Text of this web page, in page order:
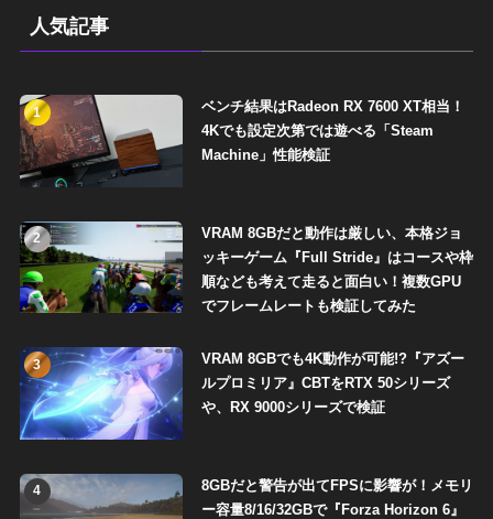
人気記事
1
ベンチ結果はRadeon RX 7600 XT相当！
4Kでも設定次第では遊べる「Steam
Machine」性能検証
2
VRAM 8GBだと動作は厳しい、本格ジョ
ッキーゲーム『Full Stride』はコースや枠
順なども考えて走ると面白い！複数GPU
でフレームレートも検証してみた
3
VRAM 8GBでも4K動作が可能!?『アズー
ルプロミリア』CBTをRTX 50シリーズ
や、RX 9000シリーズで検証
4
8GBだと警告が出てFPSに影響が！メモリ
ー容量8/16/32GBで『Forza Horizon 6』